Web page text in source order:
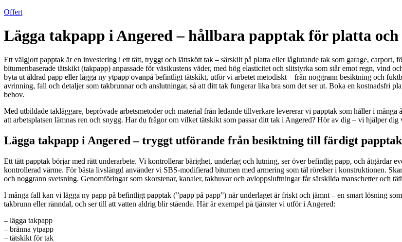
Offert
Lägga takpapp i Angered – hållbara papptak för platta
Ett välgjort papptak är en investering i ett tätt, tryggt och lättskött tak – särskilt på platta eller låglutande tak som garage, carport,
bitumenbaserade tätskikt (takpapp) anpassade för västkustens väder, med hög elasticitet och slitstyrka som står emot regn, vind
byta ut åldrad papp eller lägga ny ytpapp ovanpå befintligt tätskikt, utför vi arbetet metodiskt – från noggrann besiktning och
avrinning, fall och detaljer som takbrunnar och anslutningar, så att ditt tak fungerar lika bra som det ser ut. Boka en kostnadsfri
behov.
Med utbildade takläggare, beprövade arbetsmetoder och material från ledande tillverkare levererar vi papptak som håller i
att arbetsplatsen lämnas ren och snygg. Har du frågor om vilket tätskikt som passar ditt tak i Angered? Hör av dig – vi hjälper
Lägga takpapp i Angered – tryggt utförande från besiktning till färdigt papptak
Ett tätt papptak börjar med rätt underarbete. Vi kontrollerar bärighet, underlag och lutning, ser över befintlig papp, och åtgärdar
kontrollerad värme. För bästa livslängd använder vi SBS-modifierad bitumen med armering som tål rörelser i konstruktionen.
och noggrann svetsning. Genomföringar som skorstenar, kanaler, takhuvar och avloppsluftningar får särskilda manschetter och
I många fall kan vi lägga ny papp på befintligt papptak (”papp på papp”) när underlaget är friskt och jämnt – en smart lösning
takbrunn eller ränndal, och ser till att vatten aldrig blir stående. Här är exempel på tjänster vi utför i Angered:
– lägga takpapp
– bränna ytpapp
– tätskikt för tak